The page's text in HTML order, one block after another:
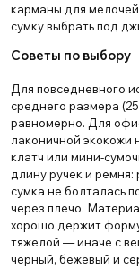
карманы для
сумку выбрать под
Советы по выбору
Для повседневного
среднего размера
равномерно. Для
лаконичной экокожи
клатч или мини-
длину ручек и ремня:
сумка не болталась
через плечо.
хорошо держит
тяжёлой — иначе с
чёрный, бежевый и